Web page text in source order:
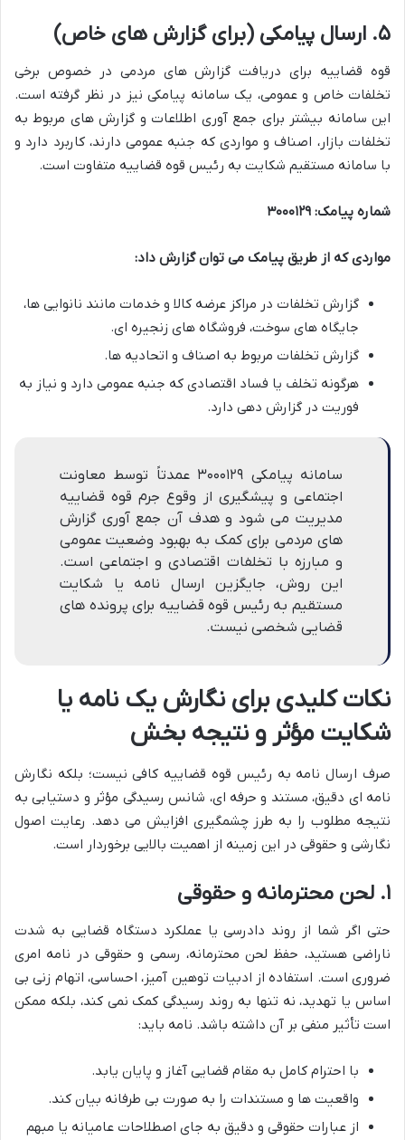
۵. ارسال پیامکی (برای گزارش های خاص)
قوه قضاییه برای دریافت گزارش های مردمی در خصوص برخی
تخلفات خاص و عمومی، یک سامانه پیامکی نیز در نظر گرفته است.
این سامانه بیشتر برای جمع آوری اطلاعات و گزارش های مربوط به
تخلفات بازار، اصناف و مواردی که جنبه عمومی دارند، کاربرد دارد و
با سامانه مستقیم شکایت به رئیس قوه قضاییه متفاوت است.
شماره پیامک: ۳۰۰۰۱۲۹
مواردی که از طریق پیامک می توان گزارش داد:
گزارش تخلفات در مراکز عرضه کالا و خدمات مانند نانوایی ها،
جایگاه های سوخت، فروشگاه های زنجیره ای.
گزارش تخلفات مربوط به اصناف و اتحادیه ها.
هرگونه تخلف یا فساد اقتصادی که جنبه عمومی دارد و نیاز به
فوریت در گزارش دهی دارد.
سامانه پیامکی ۳۰۰۰۱۲۹ عمدتاً توسط معاونت
اجتماعی و پیشگیری از وقوع جرم قوه قضاییه
مدیریت می شود و هدف آن جمع آوری گزارش
های مردمی برای کمک به بهبود وضعیت عمومی
و مبارزه با تخلفات اقتصادی و اجتماعی است.
این روش، جایگزین ارسال نامه یا شکایت
مستقیم به رئیس قوه قضاییه برای پرونده های
قضایی شخصی نیست.
نکات کلیدی برای نگارش یک نامه یا
شکایت مؤثر و نتیجه بخش
صرف ارسال نامه به رئیس قوه قضاییه کافی نیست؛ بلکه نگارش
نامه ای دقیق، مستند و حرفه ای، شانس رسیدگی مؤثر و دستیابی به
نتیجه مطلوب را به طرز چشمگیری افزایش می دهد. رعایت اصول
نگارشی و حقوقی در این زمینه از اهمیت بالایی برخوردار است.
۱. لحن محترمانه و حقوقی
حتی اگر شما از روند دادرسی یا عملکرد دستگاه قضایی به شدت
ناراضی هستید، حفظ لحن محترمانه، رسمی و حقوقی در نامه امری
ضروری است. استفاده از ادبیات توهین آمیز، احساسی، اتهام زنی بی
اساس یا تهدید، نه تنها به روند رسیدگی کمک نمی کند، بلکه ممکن
است تأثیر منفی بر آن داشته باشد. نامه باید:
با احترام کامل به مقام قضایی آغاز و پایان یابد.
واقعیت ها و مستندات را به صورت بی طرفانه بیان کند.
از عبارات حقوقی و دقیق به جای اصطلاحات عامیانه یا مبهم